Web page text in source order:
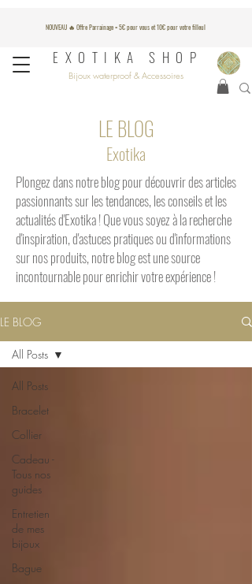
NOUVEAU 🔥 Offre Parrainage = 5€ pour vous et 10€ pour votre filleul
EXOTIKA SHOP
Bijoux waterproof & Accessoires
LE BLOG
Exotika
​​Plongez dans notre blog pour découvrir des articles
passionnants sur les tendances, les conseils et les
actualités d'Exotika ! Que vous soyez à la recherche
d'inspiration, d'astuces pratiques ou d'informations
sur nos produits, notre blog est une source
incontournable pour enrichir votre expérience !
LE BLOG
All Posts
Bracelet
Collier
Cadeau -
Tous nos
guides
Entretien
de mes
bijoux
Bague
All Posts